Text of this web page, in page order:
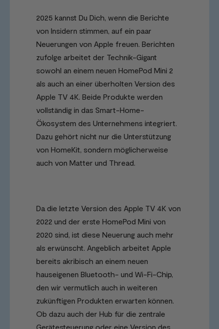
2025 kannst Du Dich, wenn die Berichte
von Insidern stimmen, auf ein paar
Neuerungen von Apple freuen. Berichten
zufolge arbeitet der Technik-Gigant
sowohl an einem neuen HomePod Mini 2
als auch an einer überholten Version des
Apple TV 4K. Beide Produkte werden
vollständig in das Smart-Home-
Ökosystem des Unternehmens integriert.
Dazu gehört nicht nur die Unterstützung
von HomeKit, sondern möglicherweise
auch von Matter und Thread.
Da die letzte Version des Apple TV 4K von
2022 und der erste HomePod Mini von
2020 sind, ist diese Neuerung auch mehr
als erwünscht. Angeblich arbeitet Apple
bereits akribisch an einem neuen
hauseigenen Bluetooth- und Wi-Fi-Chip,
den wir vermutlich auch in weiteren
zukünftigen Produkten erwarten können.
Ob dazu auch der Hub für die zentrale
Gerätesteuerung oder eine Version des